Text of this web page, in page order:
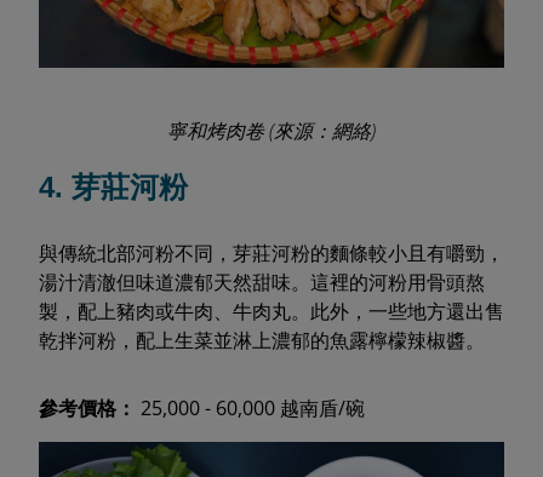
寧和烤肉卷 (來源：網絡)
4. 芽莊河粉
與傳統北部河粉不同，芽莊河粉的麵條較小且有嚼勁，
湯汁清澈但味道濃郁天然甜味。這裡的河粉用骨頭熬
製，配上豬肉或牛肉、牛肉丸。此外，一些地方還出售
乾拌河粉，配上生菜並淋上濃郁的魚露檸檬辣椒醬。
參考價格： 25,000 - 60,000 越南盾/碗